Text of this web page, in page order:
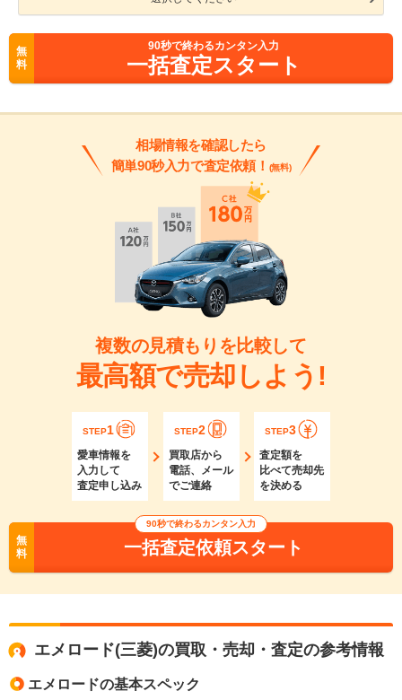
無
料
90秒で終わるカンタン入力
一括査定スタート
相場情報を確認したら
簡単90秒入力で査定依頼！ (無料)
複数の見積もりを比較して
最高額で売却しよう!
STEP1
愛車情報を
入力して
査定申し込み
STEP2
買取店から
電話、メール
でご連絡
STEP3
査定額を
比べて売却先
を決める
無
料
90秒で終わるカンタン入力
一括査定依頼スタート
エメロード(三菱)の買取・売却・査定の参考情報
エメロードの基本スペック